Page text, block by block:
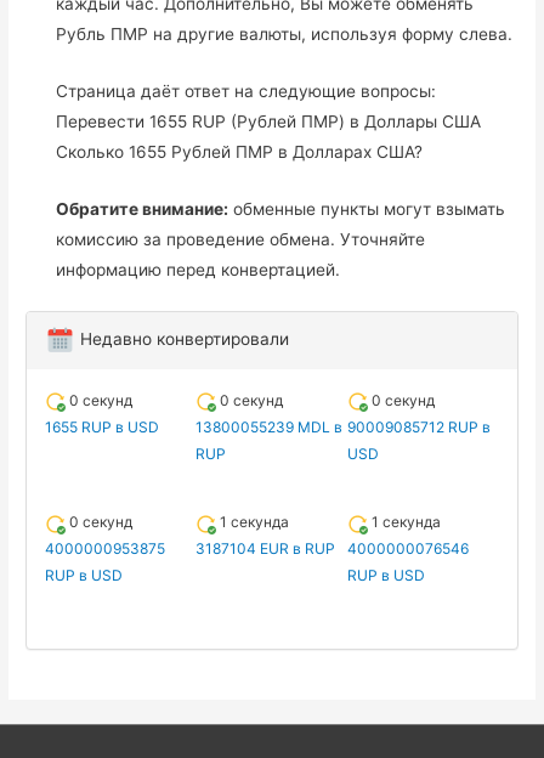
Рубль ПМР на другие валюты, используя форму слева.
Страница даёт ответ на следующие вопросы:
Перевести 1655 RUP (Рублей ПМР) в Доллары США
Сколько 1655 Рублей ПМР в Долларах США?
Обратите внимание: обменные пункты могут взымать
комиссию за проведение обмена. Уточняйте
информацию перед конвертацией.
Недавно конвертировали
0 секунд
1655 RUP в USD
0 секунд
13800055239 MDL в
RUP
0 секунд
90009085712 RUP в
USD
0 секунд
4000000953875
RUP в USD
1 секунда
3187104 EUR в RUP
1 секунда
4000000076546
RUP в USD